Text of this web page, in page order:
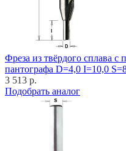
Фреза из твёрдого сплава
пантографа D=4,0 I=10,0
3 513 р.
Подобрать аналог